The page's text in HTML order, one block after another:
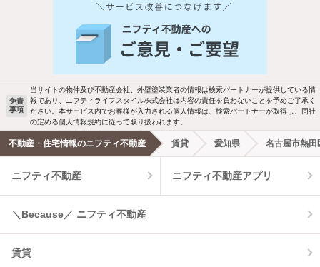
バス・トイレ別 2階以上
駐車場あり ペット相談
洗濯機置場あり 独立洗面台
エアコンあり 都市ガス
温水洗浄便座 オートロック
コンロ2口以上
免責
事項
当サイトの物件及び不動産会社、外壁塗装業者の情報は検索パートナーが提供している情
報であり、ニフティライフスタイル株式会社は内容の責任を負わないことを予めご了承く
ださい。本サービス内でお客様が入力される個人情報は、検索パートナーが取得し、同社
の定める個人情報規約に従って取り扱われます。
不動産・住宅情報のニフティ不動産 賃貸 愛知県 名古屋市熱田
ニフティ不動産 ニフティ不動産アプリ
＼Because／ ニフティ不動産
賃貸